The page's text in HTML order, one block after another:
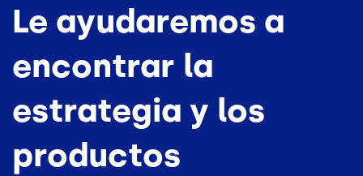
Le ayudaremos a
encontrar la
estrategia y los
productos